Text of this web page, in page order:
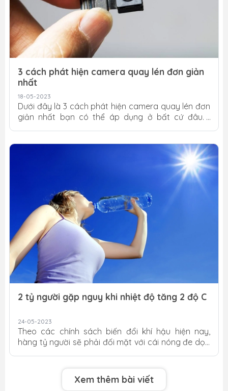
3 cách phát hiện camera quay lén đơn giản
nhất
18-05-2023
Dưới đây là 3 cách phát hiện camera quay lén đơn
giản nhất bạn có thể áp dụng ở bất cứ đâu.
hiện camera ẩn và tránh bị phát tán các thông tin
riêng tư? Dưới đây 3 cách phát hiện camera quay
lén đơn giản nhất ai cũng có thể làm theo. 3 cách
phát hiện camera quay lén Tắt đèn kết hợp đèn
flash, camera điện thoại Hầu hết các loại camera
ẩn đều được trang bị đèn LED...
2 tỷ người gặp nguy khi nhiệt độ tăng 2 độ C
24-05-2023
Theo các chính sách biến đổi khí hậu hiện nay,
hàng tỷ người sẽ phải đối mặt với cái nóng đe dọa
người (23% dân số thế giới) sẽ sống trong điều kiện
nhiệt độ nguy hiểm vào cuối thế kỷ này nếu các
Xem thêm bài viết